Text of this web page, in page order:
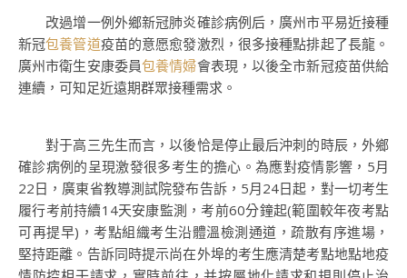
改過增一例外鄉新冠肺炎確診病例后，廣州市平易近接種
新冠包養管道疫苗的意愿愈發激烈，很多接種點排起了長龍。
廣州市衛生安康委員包養情婦會表現，以後全市新冠疫苗供給
連續，可知足近遠期群眾接種需求。
對于高三先生而言，以後恰是停止最后沖刺的時辰，外鄉
確診病例的呈現激發很多考生的擔心。為應對疫情影響，5月
22日，廣東省教導測試院發布告訴，5月24日起，對一切考生
履行考前持續14天安康監測，考前60分鐘起(範圍較年夜考點
可再提早)，考點組織考生沿體溫檢測通道，疏散有序進場，
堅持距離。告訴同時提示尚在外埠的考生應清楚考點地點地疫